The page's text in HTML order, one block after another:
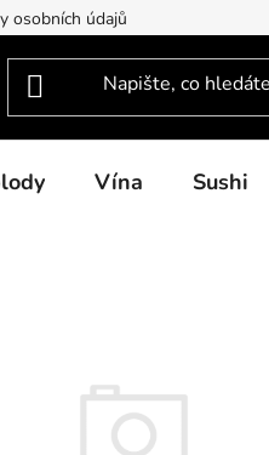
osobních údajů
Vína Sushi